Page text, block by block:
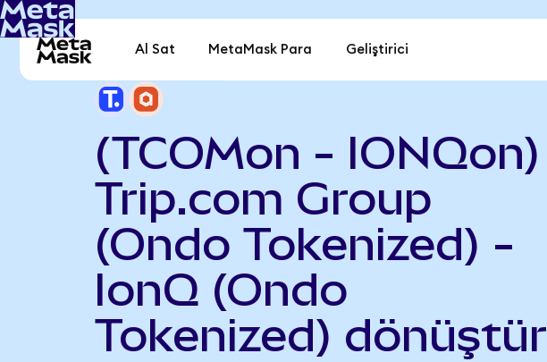
Al Sat MetaMask Para Geliştirici
(TCOMon - IONQon)
Trip.com Group
(Ondo Tokenized) -
IonQ (Ondo
Tokenized) dönüştür